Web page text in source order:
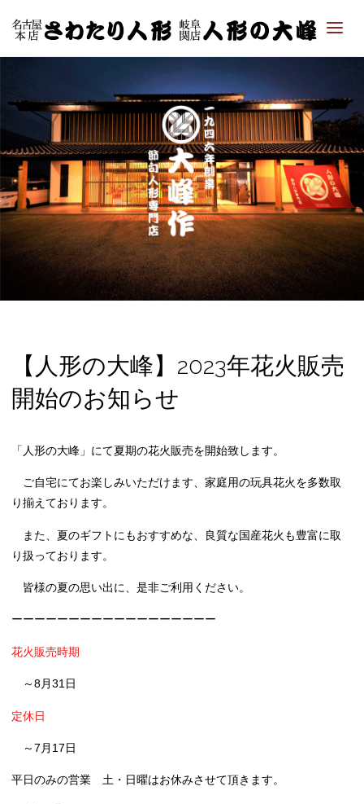
わた
の大
峰｜
ひな
人
形・
五月
人形
専門
店」
【人形の大峰】2023年花火販売
開始のお知らせ
「人形の大峰」にて夏期の花火販売を開始致します。
ご自宅にてお楽しみいただけます、家庭用の玩具花火を多数取
り揃えております。
また、夏のギフトにもおすすめな、良質な国産花火も豊富に取
り扱っております。
皆様の夏の思い出に、是非ご利用ください。
ーーーーーーーーーーーーーーーーーー
花火販売時期
～8月31日
定休日
～7月17日
平日のみの営業 土・日曜はお休みさせて頂きます。